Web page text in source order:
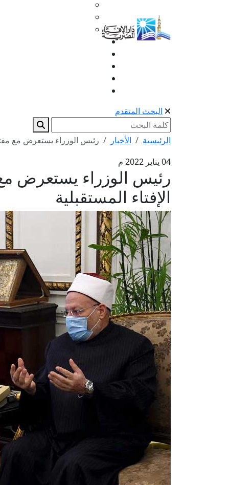
البحث المتقدم
الرئيسية الأخبار
رئيس الوزراء يستعرض مع
04 يناير 2022 م
رئيس الوزراء يستعرض
الإفتاء المستقبلية